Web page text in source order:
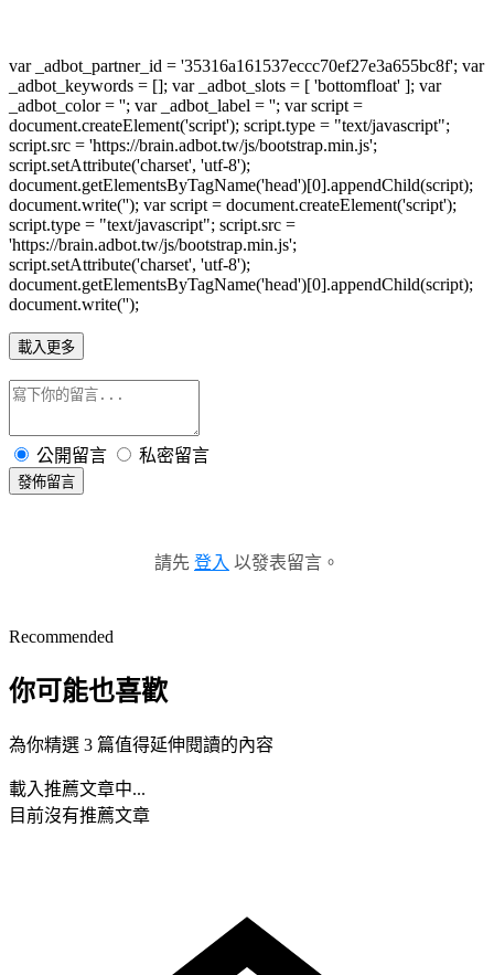
var _adbot_partner_id = '35316a161537eccc70ef27e3a655bc8f'; var
_adbot_keywords = []; var _adbot_slots = [ 'bottomfloat' ]; var
_adbot_color = ''; var _adbot_label = ''; var script =
document.createElement('script'); script.type = "text/javascript";
script.src = 'https://brain.adbot.tw/js/bootstrap.min.js';
script.setAttribute('charset', 'utf-8');
document.getElementsByTagName('head')[0].appendChild(script);
document.write(''); var script = document.createElement('script');
script.type = "text/javascript"; script.src =
'https://brain.adbot.tw/js/bootstrap.min.js';
script.setAttribute('charset', 'utf-8');
document.getElementsByTagName('head')[0].appendChild(script);
document.write('');
載入更多
公開留言 私密留言
發佈留言
請先 登入 以發表留言。
Recommended
你可能也喜歡
為你精選 3 篇值得延伸閱讀的內容
載入推薦文章中...
目前沒有推薦文章